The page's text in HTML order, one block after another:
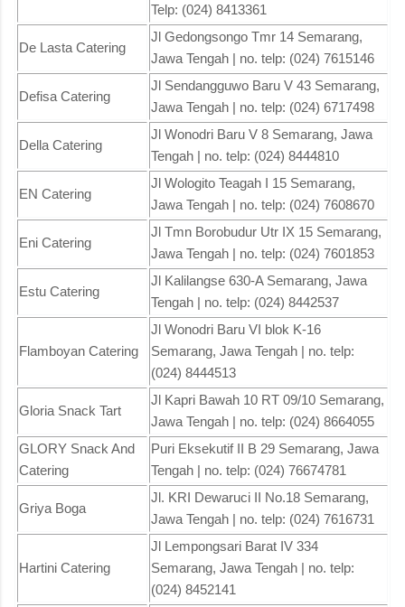
Telp: (024) 8413361
De Lasta Catering
Jl Gedongsongo Tmr 14 Semarang,
Jawa Tengah | no. telp: (024) 7615146
Defisa Catering
Jl Sendangguwo Baru V 43 Semarang,
Jawa Tengah | no. telp: (024) 6717498
Della Catering
Jl Wonodri Baru V 8 Semarang, Jawa
Tengah | no. telp: (024) 8444810
EN Catering
Jl Wologito Teagah I 15 Semarang,
Jawa Tengah | no. telp: (024) 7608670
Eni Catering
Jl Tmn Borobudur Utr IX 15 Semarang,
Jawa Tengah | no. telp: (024) 7601853
Estu Catering
Jl Kalilangse 630-A Semarang, Jawa
Tengah | no. telp: (024) 8442537
Flamboyan Catering
Jl Wonodri Baru VI blok K-16
Semarang, Jawa Tengah | no. telp:
(024) 8444513
Gloria Snack Tart
Jl Kapri Bawah 10 RT 09/10 Semarang,
Jawa Tengah | no. telp: (024) 8664055
GLORY Snack And
Catering
Puri Eksekutif II B 29 Semarang, Jawa
Tengah | no. telp: (024) 76674781
Griya Boga
Jl. KRI Dewaruci II No.18 Semarang,
Jawa Tengah | no. telp: (024) 7616731
Hartini Catering
Jl Lempongsari Barat IV 334
Semarang, Jawa Tengah | no. telp:
(024) 8452141